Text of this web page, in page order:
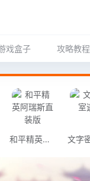
戏盒子 攻略教程
和平精英阿瑞斯直装版